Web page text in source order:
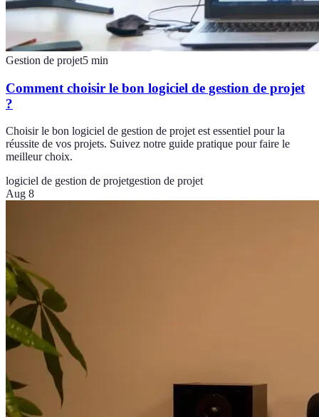
Gestion de projet5 min
Comment choisir le bon logiciel de gestion de projet
?
Choisir le bon logiciel de gestion de projet est essentiel pour la
réussite de vos projets. Suivez notre guide pratique pour faire le
meilleur choix.
logiciel de gestion de projetgestion de projet
Aug 8